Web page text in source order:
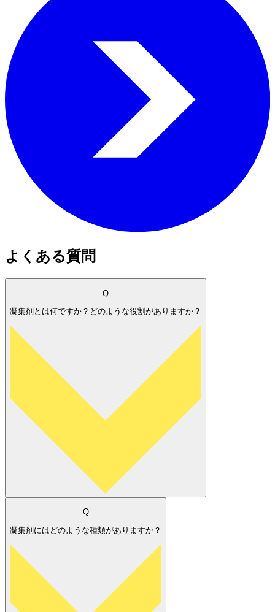
よくある質問
Q
凝集剤とは何ですか？どのような役割がありますか？
Q
凝集剤にはどのような種類がありますか？